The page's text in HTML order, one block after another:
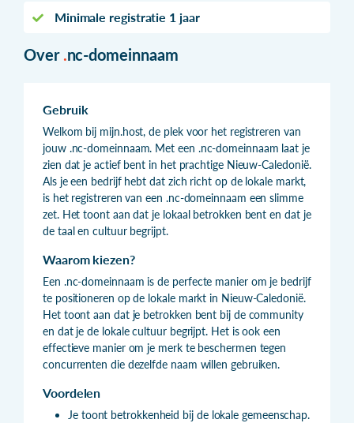
Minimale registratie 1 jaar
Over .nc-domeinnaam
Gebruik
Welkom bij mijn.host, de plek voor het registreren van
jouw .nc-domeinnaam. Met een .nc-domeinnaam laat je
zien dat je actief bent in het prachtige Nieuw-Caledonië.
Als je een bedrijf hebt dat zich richt op de lokale markt,
is het registreren van een .nc-domeinnaam een slimme
zet. Het toont aan dat je lokaal betrokken bent en dat je
de taal en cultuur begrijpt.
Waarom kiezen?
Een .nc-domeinnaam is de perfecte manier om je bedrijf
te positioneren op de lokale markt in Nieuw-Caledonië.
Het toont aan dat je betrokken bent bij de community
en dat je de lokale cultuur begrijpt. Het is ook een
effectieve manier om je merk te beschermen tegen
concurrenten die dezelfde naam willen gebruiken.
Voordelen
Je toont betrokkenheid bij de lokale gemeenschap.